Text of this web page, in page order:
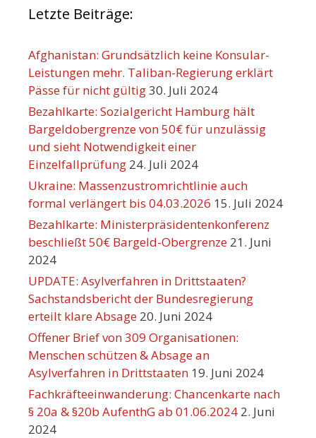
Letzte Beiträge:
Afghanistan: Grundsätzlich keine Konsular-
Leistungen mehr. Taliban-Regierung erklärt
Pässe für nicht gültig30. Juli 2024
Bezahlkarte: Sozialgericht Hamburg hält
Bargeldobergrenze von 50€ für unzulässig
und sieht Notwendigkeit einer
Einzelfallprüfung 24. Juli 2024
Ukraine: Massenzustromrichtlinie auch
formal verlängert bis 04.03.2026 15. Juli 2024
Bezahlkarte: Ministerpräsidentenkonferenz
beschließt 50€ Bargeld-Obergrenze 21. Juni
2024
UPDATE: Asylverfahren in Drittstaaten?
Sachstandsbericht der Bundesregierung
erteilt klare Absage 20. Juni 2024
Offener Brief von 309 Organisationen:
Menschen schützen & Absage an
Asylverfahren in Drittstaaten 19. Juni 2024
Fachkräfteeinwanderung: Chancenkarte nach
§ 20a & §20b AufenthG ab 01.06.2024 2. Juni
2024